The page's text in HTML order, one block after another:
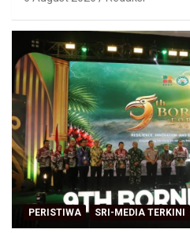
PERISTIWA SRI-MEDIA TERKINI